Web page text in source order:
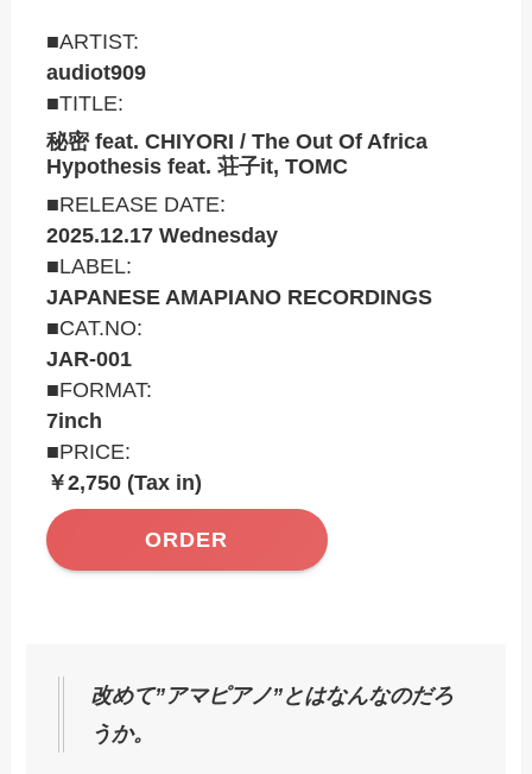
■ARTIST:
audiot909
■TITLE:
秘密 feat. CHIYORI / The Out Of Africa
Hypothesis feat. 荘子it, TOMC
■RELEASE DATE:
2025.12.17 Wednesday
■LABEL:
JAPANESE AMAPIANO RECORDINGS
■CAT.NO:
JAR-001
■FORMAT:
7inch
■PRICE:
￥2,750 (Tax in)
ORDER
改めて”アマピアノ”とはなんなのだろ
うか。